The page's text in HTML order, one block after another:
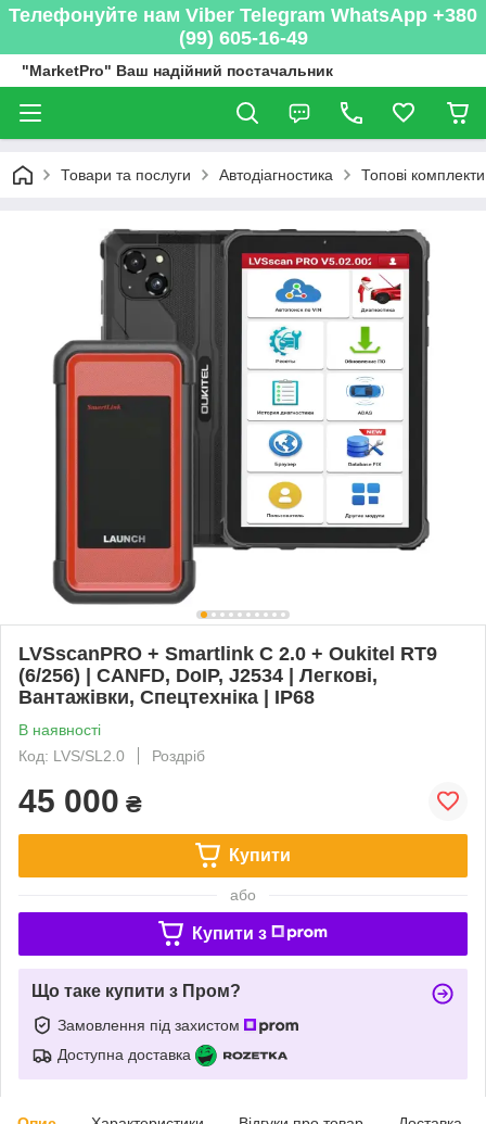
Телефонуйте нам Viber Telegram WhatsApp +380
(99) 605-16-49
"MarketPro" Ваш надійний постачальник
Товари та послуги Автодіагностика Топові комплекти
LVSscanPRO + Smartlink C 2.0 + Oukitel RT9
(6/256) | CANFD, DoIP, J2534 | Легкові,
Вантажівки, Спецтехніка | IP68
В наявності
Код: LVS/SL2.0
Роздріб
45 000 ₴
Купити
або
Купити з
Що таке купити з Пром?
Замовлення під захистом
Доступна доставка